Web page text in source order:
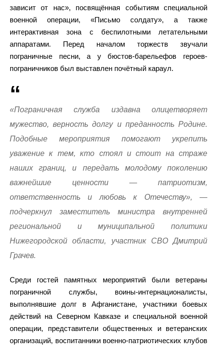
зависит от нас», посвящённая событиям специальной
военной операции, «Письмо солдату», а также
интерактивная зона с беспилотными летательными
аппаратами. Перед началом торжеств звучали
пограничные песни, а у бюстов-барельефов героев-
пограничников был выставлен почётный караул.
«Пограничная служба издавна олицетворяет
мужество, верность долгу и преданность Родине.
Подобные мероприятия помогают укрепить
уважение к тем, кто стоял и стоит на страже
наших границ, и передать молодому поколению
важнейшие ценности — патриотизм,
ответственность и любовь к Отечеству», —
подчеркнул заместитель министра внутренней
региональной и муниципальной политики
Нижегородской области, участник СВО Дмитрий
Грачев.
Среди гостей памятных мероприятий были ветераны
пограничной службы, воины-интернационалисты,
выполнявшие долг в Афганистане, участники боевых
действий на Северном Кавказе и специальной военной
операции, представители общественных и ветеранских
организаций, воспитанники военно-патриотических клубов